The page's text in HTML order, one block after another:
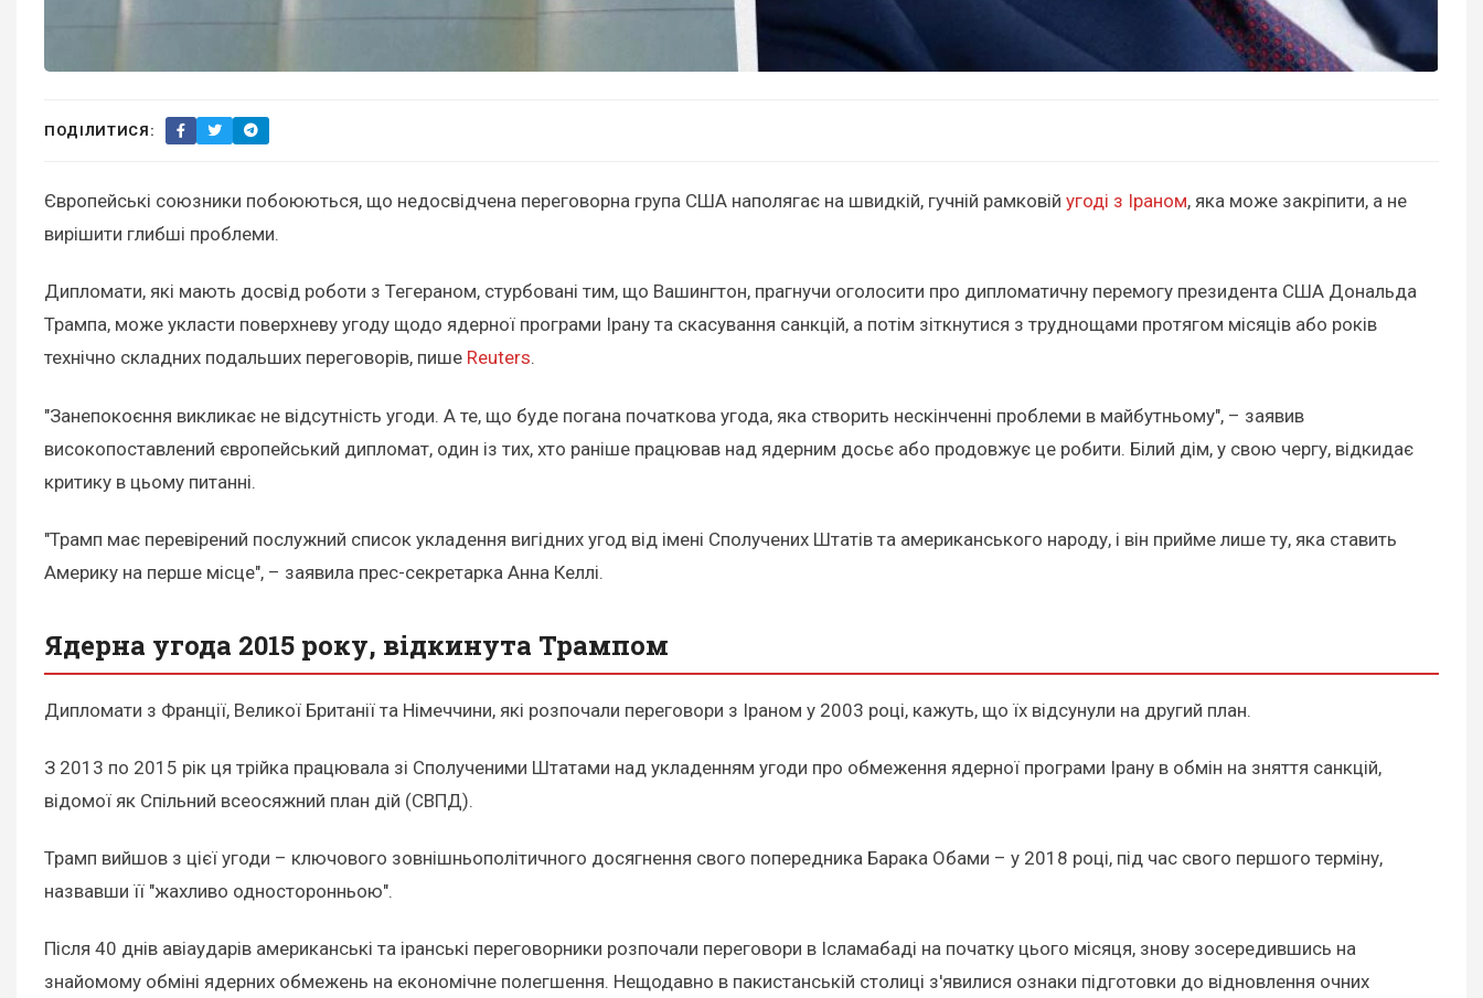
ПОДІЛИТИСЯ:
Європейські союзники побоюються, що недосвідчена переговорна група США наполягає на швидкій, гучній рамковій угоді з Іраном, яка може закріпити, а не
вирішити глибші проблеми.
Дипломати, які мають досвід роботи з Тегераном, стурбовані тим, що Вашингтон, прагнучи оголосити про дипломатичну перемогу президента США Дональда
Трампа, може укласти поверхневу угоду щодо ядерної програми Ірану та скасування санкцій, а потім зіткнутися з труднощами протягом місяців або років
технічно складних подальших переговорів, пише Reuters.
"Занепокоєння викликає не відсутність угоди. А те, що буде погана початкова угода, яка створить нескінченні проблеми в майбутньому", – заявив
високопоставлений європейський дипломат, один із тих, хто раніше працював над ядерним досьє або продовжує це робити. Білий дім, у свою чергу, відкидає
критику в цьому питанні.
"Трамп має перевірений послужний список укладення вигідних угод від імені Сполучених Штатів та американського народу, і він прийме лише ту, яка ставить
Америку на перше місце", – заявила прес-секретарка Анна Келлі.
Ядерна угода 2015 року, відкинута Трампом
Дипломати з Франції, Великої Британії та Німеччини, які розпочали переговори з Іраном у 2003 році, кажуть, що їх відсунули на другий план.
З 2013 по 2015 рік ця трійка працювала зі Сполученими Штатами над укладенням угоди про обмеження ядерної програми Ірану в обмін на зняття санкцій,
відомої як Спільний всеосяжний план дій (СВПД).
Трамп вийшов з цієї угоди – ключового зовнішньополітичного досягнення свого попередника Барака Обами – у 2018 році, під час свого першого терміну,
назвавши її "жахливо односторонньою".
Після 40 днів авіаударів американські та іранські переговорники розпочали переговори в Ісламабаді на початку цього місяця, знову зосередившись на
знайомому обміні ядерних обмежень на економічне полегшення. Нещодавно в пакистанській столиці з'явилися ознаки підготовки до відновлення очних